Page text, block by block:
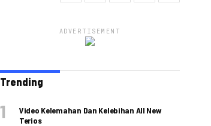
ADVERTISEMENT
Trending
Video Kelemahan Dan Kelebihan All New
Terios